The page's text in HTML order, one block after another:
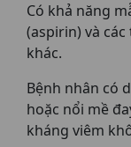
Có khả năng
(aspirin) và
khác.
Bệnh nhân có
hoặc nổi mề
kháng viêm